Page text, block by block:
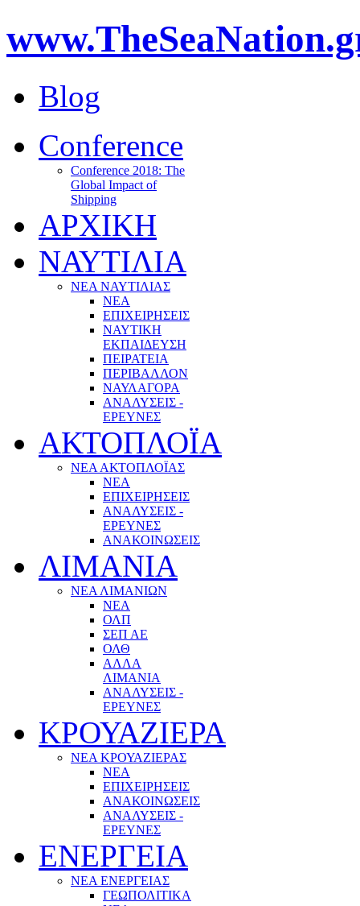
Blog
Conference
Conference 2018: The
Global Impact of
Shipping
ΑΡΧΙΚΗ
ΝΑΥΤΙΛΙΑ
ΝΕΑ ΝΑΥΤΙΛΙΑΣ
ΝΕΑ
ΕΠΙΧΕΙΡΗΣΕΙΣ
ΝΑΥΤΙΚΗ
ΕΚΠΑΙΔΕΥΣΗ
ΠΕΙΡΑΤΕΙΑ
ΠΕΡΙΒΑΛΛΟΝ
ΝΑΥΛΑΓΟΡΑ
ΑΝΑΛΥΣΕΙΣ -
ΕΡΕΥΝΕΣ
ΑΚΤΟΠΛΟΪΑ
ΝΕΑ ΑΚΤΟΠΛΟΪΑΣ
ΝΕΑ
ΕΠΙΧΕΙΡΗΣΕΙΣ
ΑΝΑΛΥΣΕΙΣ -
ΕΡΕΥΝΕΣ
ΑΝΑΚΟΙΝΩΣΕΙΣ
ΛΙΜΑΝΙΑ
ΝΕΑ ΛΙΜΑΝΙΩΝ
ΝΕΑ
ΟΛΠ
ΣΕΠ ΑΕ
ΟΛΘ
ΑΛΛΑ
ΛΙΜΑΝΙΑ
ΑΝΑΛΥΣΕΙΣ -
ΕΡΕΥΝΕΣ
ΚΡΟΥΑΖΙΕΡΑ
ΝΕΑ ΚΡΟΥΑΖΙΕΡΑΣ
NEA
ΕΠΙΧΕΙΡΗΣΕΙΣ
ΑΝΑΚΟΙΝΩΣΕΙΣ
ΑΝΑΛΥΣΕΙΣ -
ΕΡΕΥΝΕΣ
ΕΝΕΡΓΕΙΑ
ΝΕΑ ΕΝΕΡΓΕΙΑΣ
ΓΕΩΠΟΛΙΤΙΚΑ